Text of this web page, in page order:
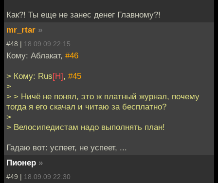
Как?! Ты еще не занес денег Главному?!
mr_rtar »
#48 | 18.09.09 22:15
Кому: Аблакат, #46
> Кому: Rus[H], #45
>
> > Ничё не понял, это ж платный журнал, почему
тогда я его скачал и читаю за бесплатно?
>
> Велосипедистам надо выполнять план!
Гадаю вот: успеет, не успеет, ...
Пионер »
#49 | 18.09.09 22:30